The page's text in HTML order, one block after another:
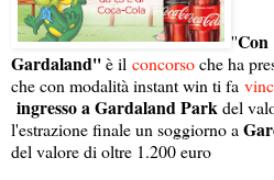
''Con
Gardaland''è il concorsoche ha
che con modalità instant win ti fa
ingresso a Gardaland Park del
l'estrazione finale un soggiorno a
del valore di oltre 1.200 euro